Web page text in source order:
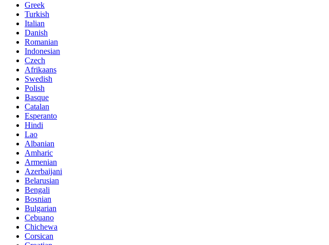
Greek
Turkish
Italian
Danish
Romanian
Indonesian
Czech
Afrikaans
Swedish
Polish
Basque
Catalan
Esperanto
Hindi
Lao
Albanian
Amharic
Armenian
Azerbaijani
Belarusian
Bengali
Bosnian
Bulgarian
Cebuano
Chichewa
Corsican